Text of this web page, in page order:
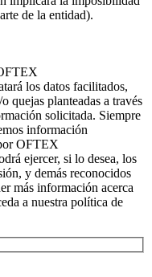
de la entidad).
los datos facilitados,
quejas planteadas a través
solicitada. Siempre
información
OFTEX
ejercer, si lo desea, los
y demás reconocidos
más información acerca
a nuestra política de